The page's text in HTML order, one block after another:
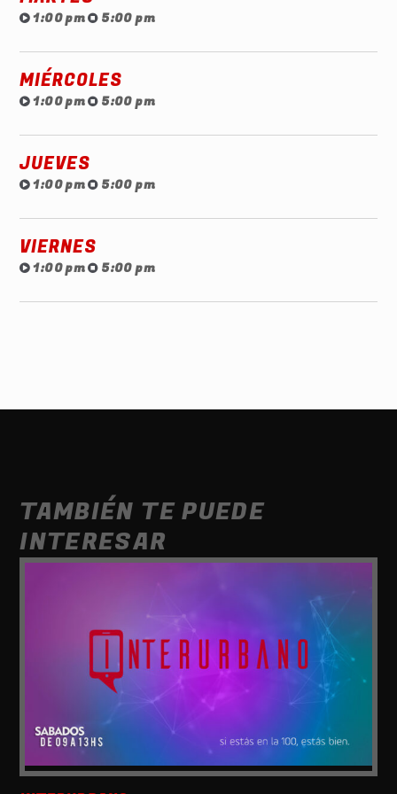
1:00 pm 5:00 pm
MIÉRCOLES
1:00 pm 5:00 pm
JUEVES
1:00 pm 5:00 pm
VIERNES
1:00 pm 5:00 pm
TAMBIÉN TE PUEDE
INTERESAR